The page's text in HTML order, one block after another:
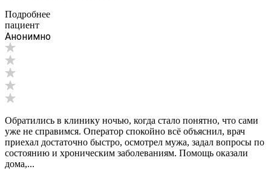
Подробнее
пациент
Анонимно
Обратились в клинику ночью, когда стало понятно, что сами
уже не справимся. Оператор спокойно всё объяснил, врач
приехал достаточно быстро, осмотрел мужа, задал вопросы по
состоянию и хроническим заболеваниям. Помощь оказали
дома,...